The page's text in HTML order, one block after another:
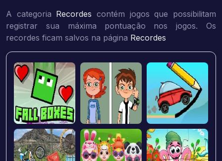
A categoria Recordes contém jogos que possibilitam
registrar sua máxima pontuação nos jogos. Os
recordes ficam salvos na página Recordes